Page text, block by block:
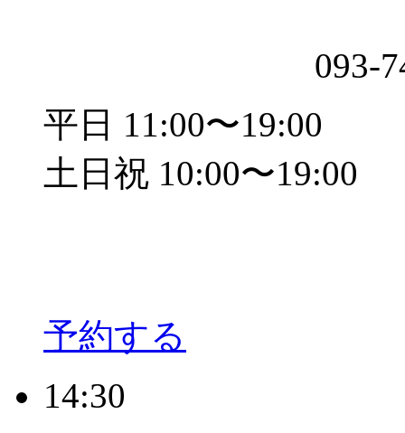
093-
平日 11:00〜19:00
土日祝 10:00〜19:00
予約する
14:30